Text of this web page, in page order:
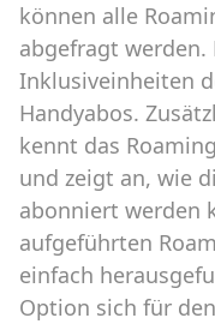
können alle
abgefragt werden.
Inklusiveinheiten
Handyabos.
kennt das
und zeigt an, wie
abonniert werden
aufgeführten
einfach
Option sich für